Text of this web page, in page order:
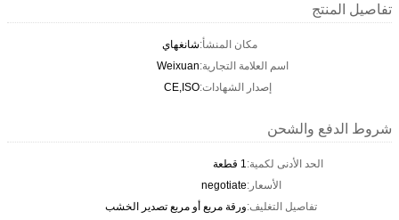
تفاصيل المنتج
مكان المنشأ:شانغهاي
اسم العلامة التجارية:Weixuan
إصدار الشهادات:CE,ISO
شروط الدفع والشحن
الحد الأدنى لكمية:1 قطعة
الأسعار:negotiate
تفاصيل التغليف:ورقة مربع أو مربع تصدير الخشب